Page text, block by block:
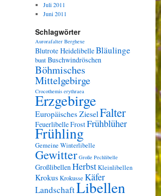
Juli 2011
Juni 2011
Schlagwörter
Aurorafalter Berghexe
Blutrote HeidelibelleBläulinge
buntBuschwindröschen
Böhmisches
Mittelgebirge
Crocothemis erythraea
Erzgebirge
Europäisches ZieselFalter
FeuerlibelleFrostFrühblüher
Frühling
Gemeine Winterlibelle
Gewitter Große Pechlibelle
GroßlibellenHerbstKleinlibellen
KrokusKrokusse Käfer
LandschaftLibellen